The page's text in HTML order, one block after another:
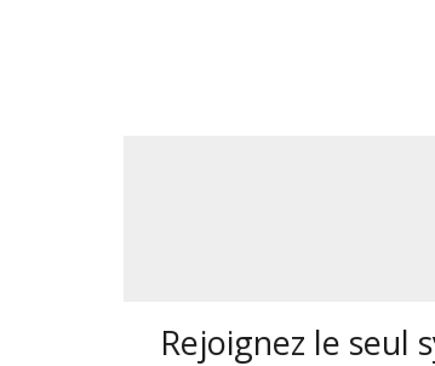
Rejoignez le seul